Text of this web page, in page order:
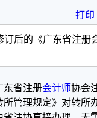
打印
订后的《广东省注册
东省注册会计师协会
所管理规定》对转所